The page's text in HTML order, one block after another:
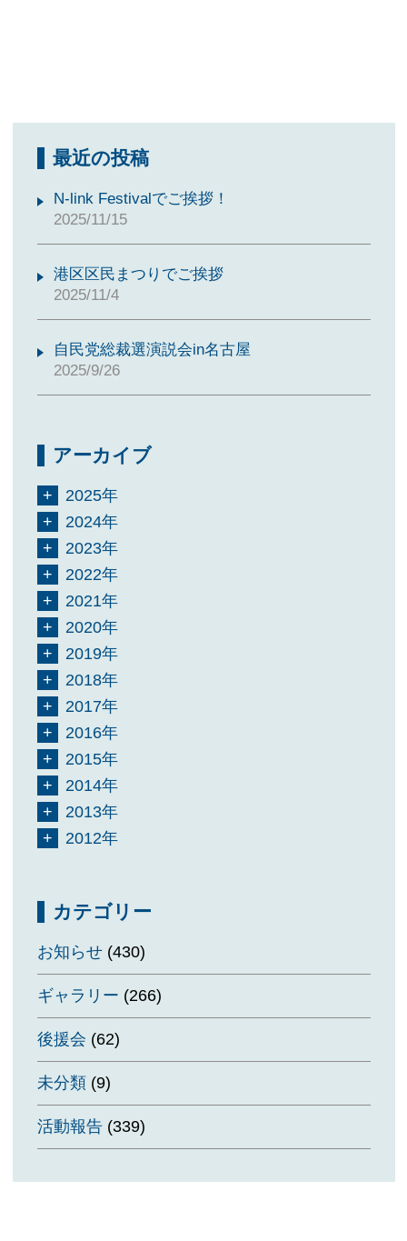
最近の投稿
N-link Festivalでご挨拶！
2025/11/15
港区区民まつりでご挨拶
2025/11/4
自民党総裁選演説会in名古屋
2025/9/26
アーカイブ
2025年
2024年
2023年
2022年
2021年
2020年
2019年
2018年
2017年
2016年
2015年
2014年
2013年
2012年
カテゴリー
お知らせ(430)
ギャラリー (266)
後援会 (62)
未分類(9)
活動報告(339)